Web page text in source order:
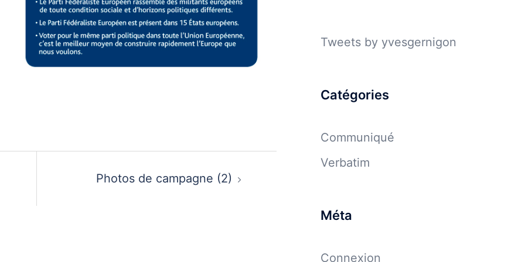
Photos de campagne (2)
Tweets by yvesgernigon
Catégories
Communiqué
Verbatim
Méta
Connexion